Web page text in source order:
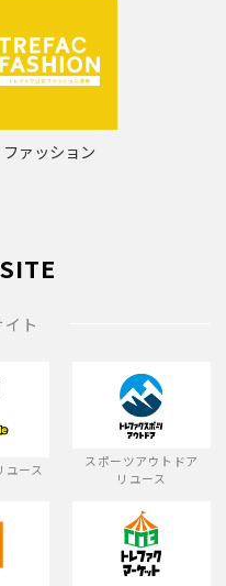
ファッション
ト
ユース
スポーツアウトドア
リユース